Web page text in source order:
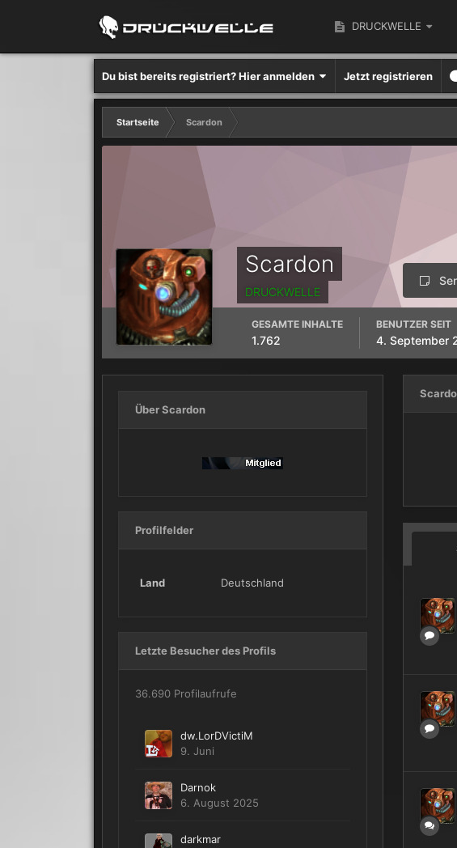
DRUCKWELLE
Du bist bereits registriert? Hier anmelden Jetzt registrieren
Startseite Scardon
Scardon
DRUCKWELLE
GESAMTE INHALTE
1.762
BENUTZER SEIT
4. September
Über Scardon
Profilfelder
Land Deutschland
Letzte Besucher des Profils
36.690 Profilaufrufe
dw.LorDVictiM
9. Juni
Darnok
6. August 2025
darkmar